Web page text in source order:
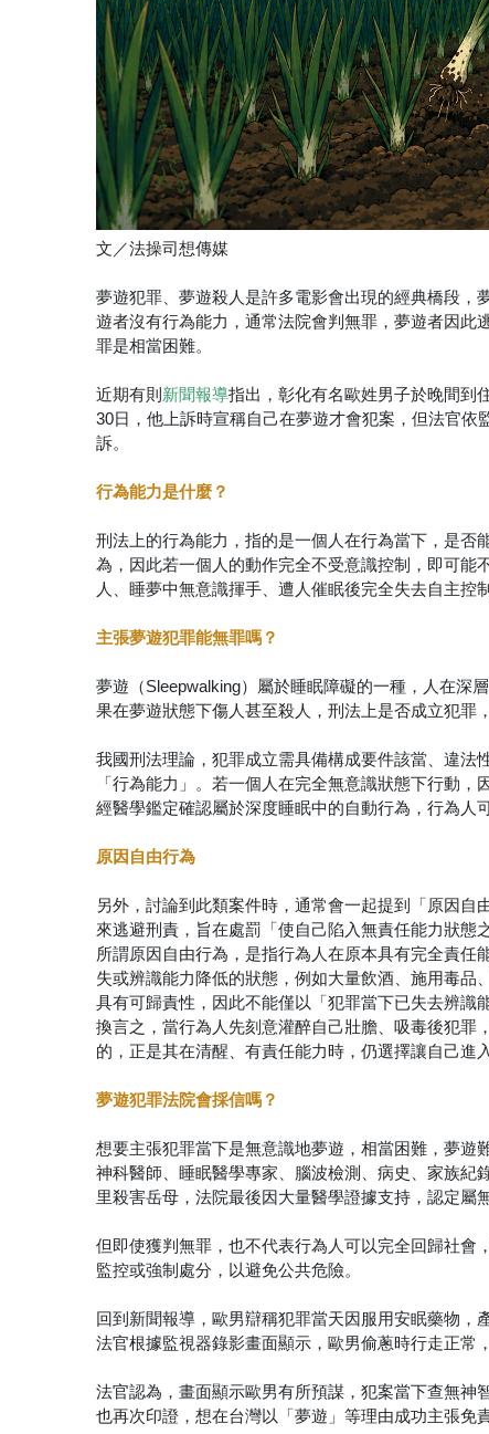
文／法操司想傳媒
夢遊犯罪、夢遊殺人是許多電影會出現的經典橋段
遊者沒有行為能力，通常法院會判無罪，夢遊者因
罪是相當困難。
近期有則 新聞報導指出，彰化有名歐姓男子於晚間到
30日，他上訴時宣稱自己在夢遊才會犯案，但法官
訴。
行為能力是什麼？
刑法上的行為能力，指的是一個人在行為當下，是
為，因此若一個人的動作完全不受意識控制，即可
人、睡夢中無意識揮手、遭人催眠後完全失去自主控
主張夢遊犯罪能無罪嗎？
夢遊（Sleepwalking）屬於睡眠障礙的一種，人在深
果在夢遊狀態下傷人甚至殺人，刑法上是否成立犯罪
我國刑法理論，犯罪成立需具備構成要件該當、違
「行為能力」。若一個人在完全無意識狀態下行動
經醫學鑑定確認屬於深度睡眠中的自動行為，行為人
原因自由行為
另外，討論到此類案件時，通常會一起提到「原因自
來逃避刑責，旨在處罰「使自己陷入無責任能力狀態
所謂原因自由行為，是指行為人在原本具有完全責
失或辨識能力降低的狀態，例如大量飲酒、施用毒
具有可歸責性，因此不能僅以「犯罪當下已失去辨識
換言之，當行為人先刻意灌醉自己壯膽、吸毒後犯罪
的，正是其在清醒、有責任能力時，仍選擇讓自己進
夢遊犯罪法院會採信嗎？
想要主張犯罪當下是無意識地夢遊，相當困難，夢
神科醫師、睡眠醫學專家、腦波檢測、病史、家族紀
里殺害岳母，法院最後因大量醫學證據支持，認定屬
但即使獲判無罪，也不代表行為人可以完全回歸社
監控或強制處分，以避免公共危險。
回到新聞報導，歐男辯稱犯罪當天因服用安眠藥物，
法官根據監視器錄影畫面顯示，歐男偷蔥時行走正常
法官認為，畫面顯示歐男有所預謀，犯案當下查無神
也再次印證，想在台灣以「夢遊」等理由成功主張免